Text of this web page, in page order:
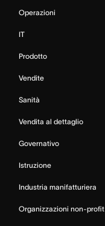
Operazioni
IT
Prodotto
Vendite
Sanità
Vendita al dettaglio
Governativo
Istruzione
Industria manifatturiera
Organizzazioni non-profit